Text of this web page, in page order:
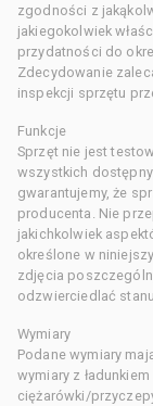
zgodności z
jakiegokolwiek
przydatności do
Zdecydowanie
inspekcji sprzętu
Funkcje
Sprzęt nie jest
wszystkich
gwarantujemy, że
producenta. Nie
jakichkolwiek
określone w
zdjęcia
odzwierciedlać
Wymiary
Podane wymiary
wymiary z
ciężarówki/